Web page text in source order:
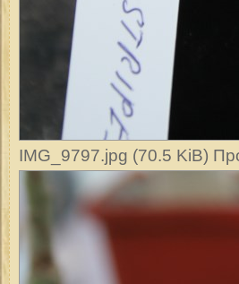
IMG_9797.jpg (70.5 KiB)